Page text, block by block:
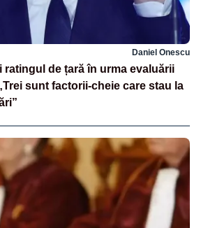
Daniel Onescu
ratingul de țară în urma evaluării
sunt factorii-cheie care stau la